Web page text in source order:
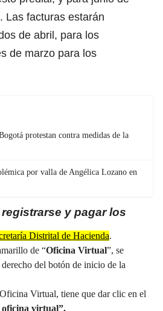
Las facturas estarán
de abril, para los
de marzo para los
protestan contra medidas de la
por valla de Angélica Lozano en
y pagar los
Distrital de Hacienda.
de “Oficina Virtual”, se
del botón de inicio de la
Virtual, tiene que dar clic en el
oficina virtual”.